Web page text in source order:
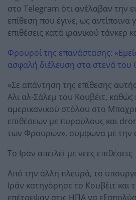
στο Telegram ότι ανέλαβαν την
επίθεση που έγινε, ως αντίποινα
επιθέσεις κατά ιρανικού τάνκερ
Φρουροί της επανάστασης:
ασφαλή διέλευση στα στενά του
«Σε απάντηση της επίθεσης
Αλι αλ-Σάλεμ του Κουβέιτ,
αμερικανικού στόλου στο
επιθέσεων με πυραύλους και
των Φρουρών», σύμφωνα με την
Το Ιράν απειλεί με νέες επιθέσεις
Από την άλλη πλευρά, το
Ιράν κατηγόρησε το Κουβέιτ και
επέτρεψαν στις ΗΠΑ να